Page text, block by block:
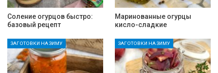
Соление огурцов быстро:
базовый рецепт
Маринованные огурцы
кисло-сладкие
ЗАГОТОВКИ НА ЗИМУ ЗАГОТОВКИ НА ЗИМУ